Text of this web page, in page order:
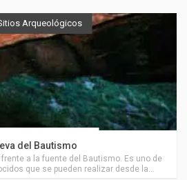
Arqueológicos
del Bautismo
a la fuente del Bautismo. Es uno de
que se pueden realizar desde la